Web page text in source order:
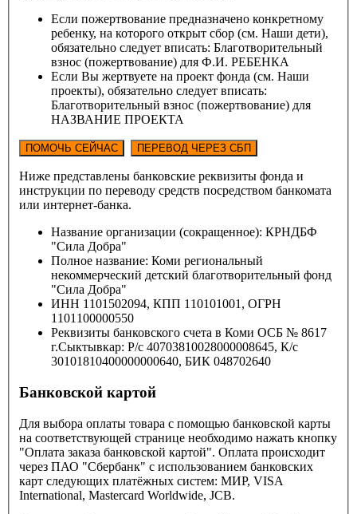
Если пожертвование предназначено конкретному
ребенку, на которого открыт сбор (см. Наши дети),
обязательно следует вписать: Благотворительный
взнос (пожертвование) для Ф.И. РЕБЕНКА
Если Вы жертвуете на проект фонда (см. Наши
проекты), обязательно следует вписать:
Благотворительный взнос (пожертвование) для
НАЗВАНИЕ ПРОЕКТА
Ниже представлены банковские реквизиты фонда и
инструкции по переводу средств посредством банкомата
или интернет-банка.
Название организации (сокращенное): КРНДБФ
"Сила Добра"
Полное название: Коми региональный
некоммерческий детский благотворительный фонд
"Сила Добра"
ИНН 1101502094, КПП 110101001, ОГРН
1101100000550
Реквизиты банковского счета в Коми ОСБ № 8617
г.Сыктывкар: Р/с 40703810028000008645, К/с
30101810400000000640, БИК 048702640
Банковской картой
Для выбора оплаты товара с помощью банковской карты
на соответствующей странице необходимо нажать кнопку
"Оплата заказа банковской картой". Оплата происходит
через ПАО "Сбербанк" с использованием банковских
карт следующих платёжных систем: МИР, VISA
International, Mastercard Worldwide, JCB.